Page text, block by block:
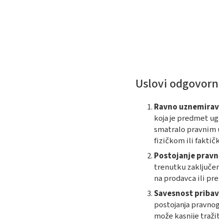
Uslovi
Ravno
koja je predmet
smatralo pravnim
fizičkom ili
Postojanje
trenutku
na prodavca ili
Savesnost
postojanja
može kasnije